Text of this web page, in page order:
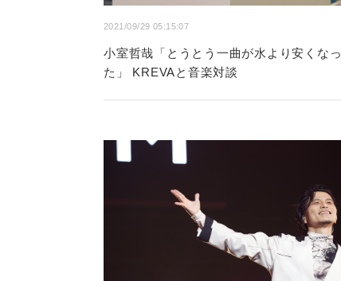
2021/09/29 05:15:07
小室哲哉「とうとう一曲が水より安くなっ
た」 KREVAと音楽対談